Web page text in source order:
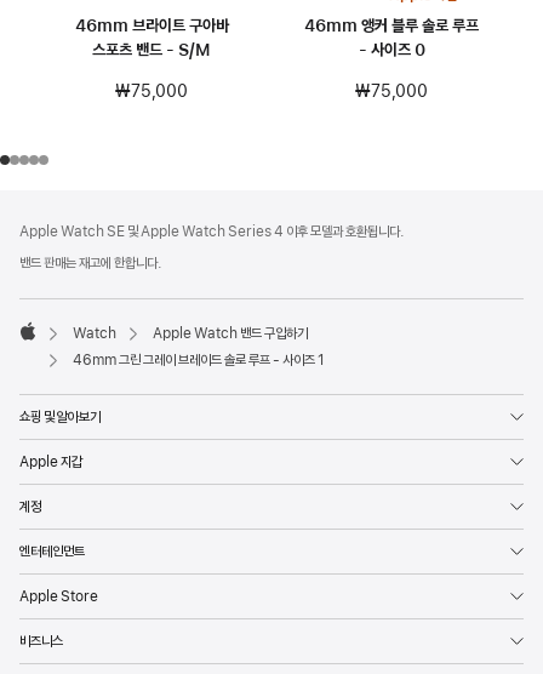
46mm 브라이트 구아바
스포츠 밴드 - S/M
₩75,000
46mm 앵커 블루 솔로 루프
- 사이즈 0
₩75,000
Apple Watch SE 및 Apple Watch Series 4 이후 모델과 호환됩니다.
밴드 판매는 재고에 한합니다.
Apple
Watch
Apple Watch 밴드 구입하기
46mm 그린 그레이 브레이드 솔로 루프 - 사이즈 1
쇼핑 및 알아보기
Apple 지갑
계정
엔터테인먼트
Apple Store
비즈니스